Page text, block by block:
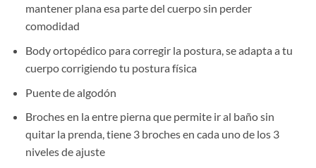
mantener plana esa parte del cuerpo sin perder
comodidad
Body ortopédico para corregir la postura, se adapta a tu
cuerpo corrigiendo tu postura física
Puente de algodón
Broches en la entre pierna que permite ir al baño sin
quitar la prenda, tiene 3 broches en cada uno de los 3
niveles de ajuste